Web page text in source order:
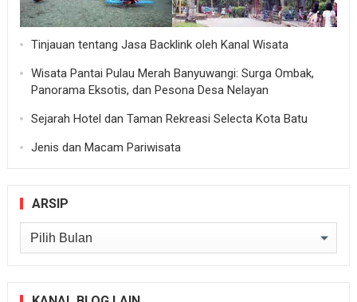
Tinjauan tentang Jasa Backlink oleh Kanal Wisata
Wisata Pantai Pulau Merah Banyuwangi: Surga Ombak,
Panorama Eksotis, dan Pesona Desa Nelayan
Sejarah Hotel dan Taman Rekreasi Selecta Kota Batu
Jenis dan Macam Pariwisata
ARSIP
Arsip